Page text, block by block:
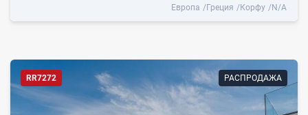
Европа Греция Корфу N/A
RR7272 РАСПРОДАЖА